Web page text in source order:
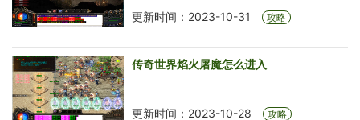
更新时间：2023-10-31 攻略
传奇世界焰火屠魔怎么进入
更新时间：2023-10-28 攻略